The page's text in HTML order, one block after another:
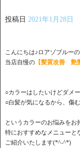
投稿日 2021年1月28日
こんにちは♪ロアゾブルー
当店自慢の 【髪質改善 艶
○カラーはしたいけどダメ
○白髪が気になるから、傷
というカラーのお悩みをお
特におすすめなメニューと
ご紹介いたします(*^-^*)